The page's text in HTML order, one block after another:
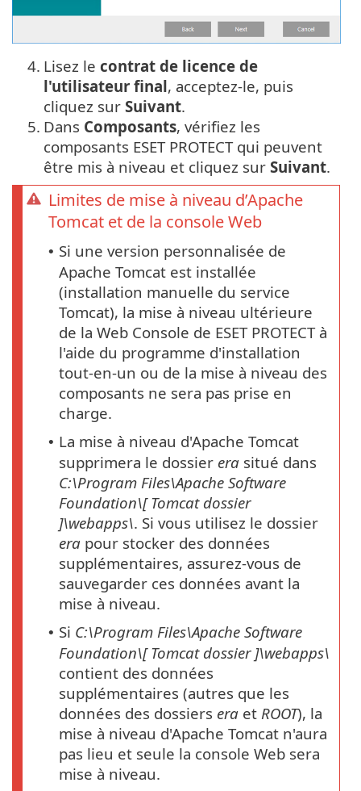
4. Lisez le contrat de licence de
l'utilisateur final, acceptez-le, puis
cliquez sur Suivant.
5. Dans Composants, vérifiez les
composants ESET PROTECT qui peuvent
être mis à niveau et cliquez sur Suivant.
Limites de mise à niveau d’Apache
Tomcat et de la console Web
• Si une version personnalisée de
Apache Tomcat est installée
(installation manuelle du service
Tomcat), la mise à niveau ultérieure
de la Web Console de ESET PROTECT à
l'aide du programme d'installation
tout-en-un ou de la mise à niveau des
composants ne sera pas prise en
charge.
• La mise à niveau d'Apache Tomcat
supprimera le dossier era situé dans
C:\Program Files\Apache Software
Foundation\[ Tomcatdossier
]\webapps\. Si vous utilisez le dossier
era pour stocker des données
supplémentaires, assurez-vous de
sauvegarder ces données avant la
mise à niveau.
• Si C:\Program Files\Apache Software
Foundation\[ Tomcatdossier ]\webapps\
contient des données
supplémentaires (autres que les
données des dossiers era et ROOT), la
mise à niveau d'Apache Tomcat n'aura
pas lieu et seule la console Web sera
mise à niveau.